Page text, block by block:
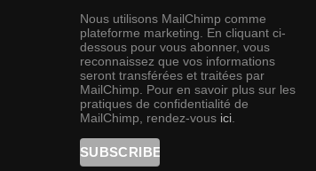
Nous utilisons MailChimp comme
plateforme marketing. En cliquant ci-
dessous pour vous abonner, vous
reconnaissez que vos informations
seront transférées et traitées par
MailChimp. Pour en savoir plus sur les
pratiques de confidentialité de
MailChimp, rendez-vous ici.